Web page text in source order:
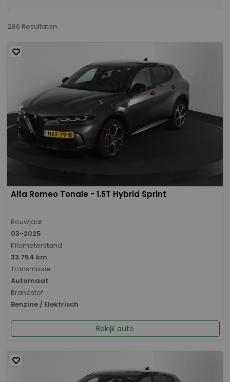
286 Resultaten
Alfa Romeo Tonale - 1.5T Hybrid Sprint
Bouwjaar
03-2025
Kilometerstand
33.754 km
Transmissie
Automaat
Brandstof
Benzine / Elektrisch
Bekijk auto